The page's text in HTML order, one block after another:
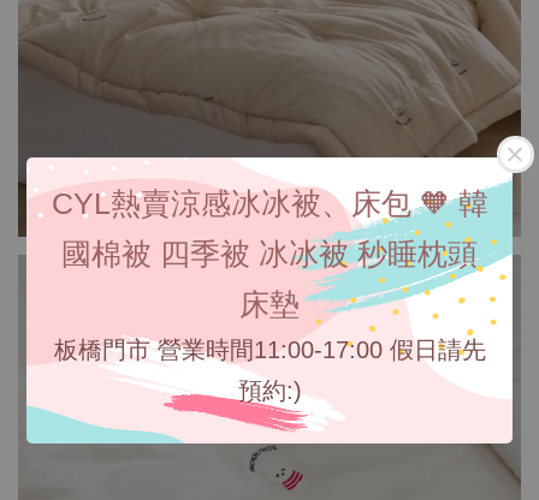
CYL熱賣涼感冰冰被、床包 🧡 韓
國棉被 四季被 冰冰被 秒睡枕頭
床墊
板橋門市 營業時間11:00-17:00 假日請先
預約:)